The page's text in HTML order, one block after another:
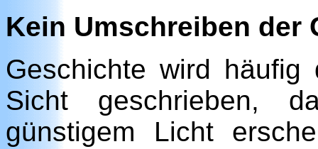
Kein Umschreiben der
Geschichte wird häufig
Sicht geschrieben,
günstigem Licht